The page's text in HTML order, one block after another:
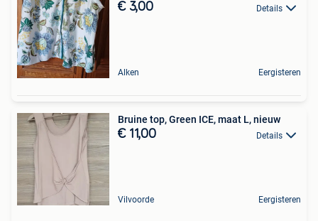
€ 3,00 Details
Alken Eergisteren
Bruine top, Green ICE, maat L, nieuw
€ 11,00 Details
Vilvoorde Eergisteren